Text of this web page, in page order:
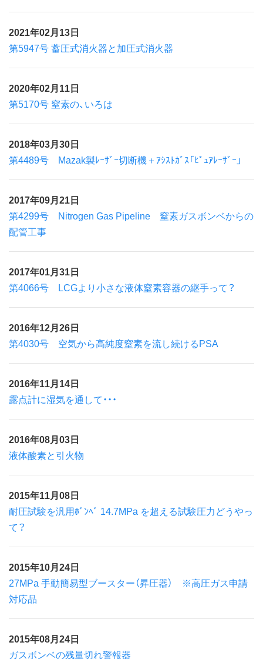
2021年02月13日
第5947号 蓄圧式消火器と加圧式消火器
2020年02月11日
第5170号 窒素の、いろは
2018年03月30日
第4489号 Mazak製ﾚｰｻﾞｰ切断機＋ｱｼｽﾄｶﾞｽ「ﾋﾟｭｱﾚｰｻﾞｰ」
2017年09月21日
第4299号 Nitrogen Gas Pipeline 窒素ガスボンベからの
配管工事
2017年01月31日
第4066号 LCGより小さな液体窒素容器の継手って？
2016年12月26日
第4030号 空気から高純度窒素を流し続けるPSA
2016年11月14日
露点計に湿気を通して・・・
2016年08月03日
液体酸素と引火物
2015年11月08日
耐圧試験を汎用ﾎﾞﾝﾍﾞ 14.7MPa を超える試験圧力どうやっ
て？
2015年10月24日
27MPa 手動簡易型ブースター（昇圧器） ※高圧ガス申請
対応品
2015年08月24日
ガスボンベの残量切れ警報器